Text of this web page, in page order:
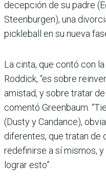
decepción de su padre
Steenburgen), una
pickleball en su nueva
La cinta, que contó con
Roddick, “es sobre
amistad, y sobre tratar
comentó Greenbaum.
(Dusty y Candance),
diferentes, que tratan de
redefinirse a sí mismos,
lograr esto”.